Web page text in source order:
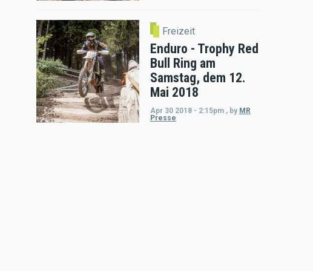
Freizeit
Enduro - Trophy Red
Bull Ring am
Samstag, dem 12.
Mai 2018
Apr 30 2018 - 2:15pm , by MR
Presse